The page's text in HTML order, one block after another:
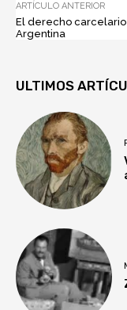
ARTÍCULO ANTERIOR
El derecho
Argentina
ULTIMOS